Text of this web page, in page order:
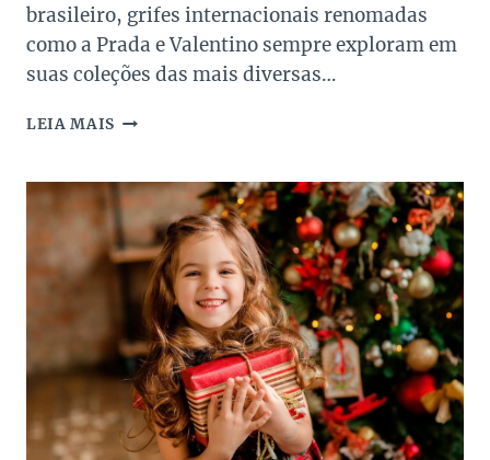
brasileiro, grifes internacionais renomadas
como a Prada e Valentino sempre exploram em
suas coleções das mais diversas…
LEIA MAIS RÁFIA
DE
LUXO
DE
VERÃO